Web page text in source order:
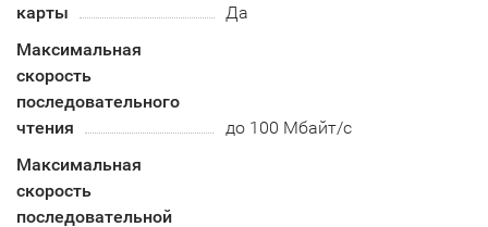
карты
Да
Максимальная
скорость
последовательного
чтения
до 100 Мбайт/с
Максимальная
скорость
последовательной